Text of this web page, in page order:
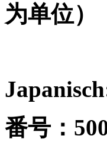
为单位）
番号：